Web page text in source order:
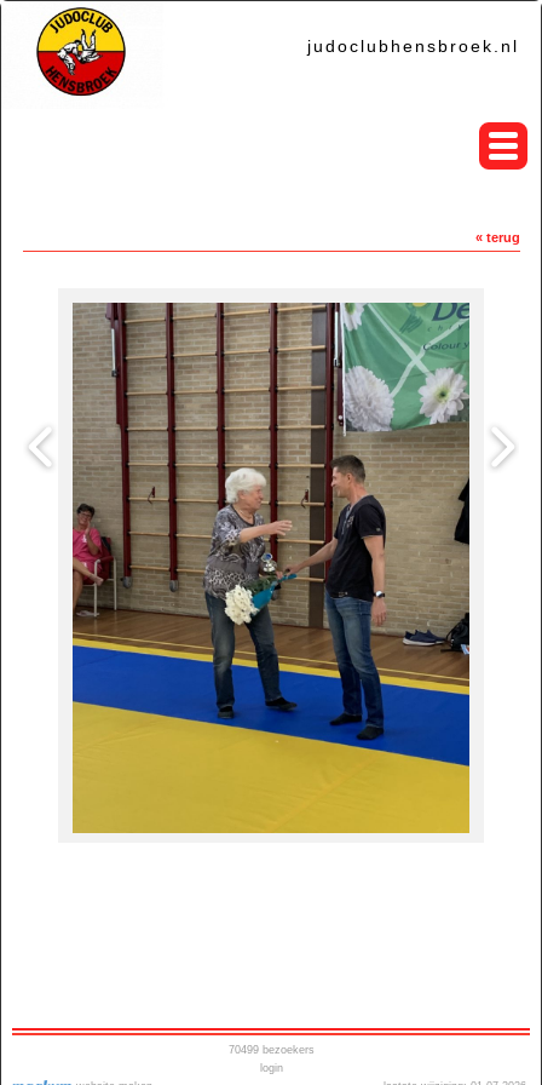
judoclubhensbroek.nl
« terug
70499bezoekers
login